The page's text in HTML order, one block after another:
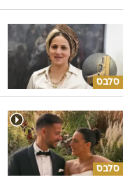
סלבס
סלבס